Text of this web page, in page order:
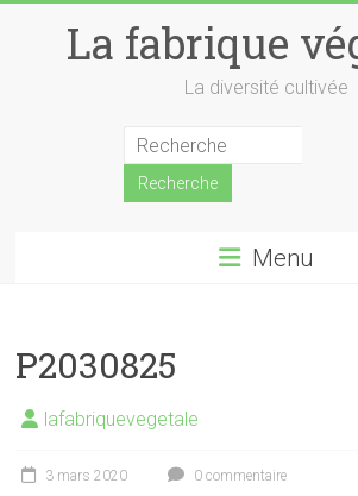
La fabrique
La diversité cultivée
Menu
P2030825
lafabriquevegetale
3 mars 2020 0 commentaire